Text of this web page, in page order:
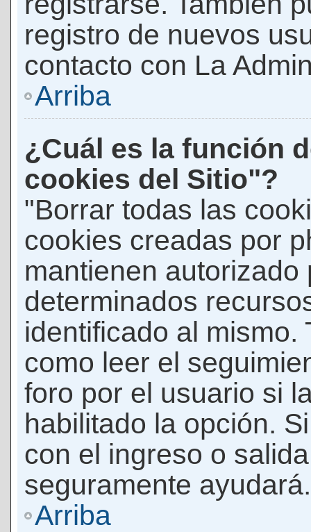
registro de nuevos
contacto con La
Arriba
¿Cuál es la función
cookies del Sitio"?
"Borrar todas las
cookies creadas por
mantienen autorizado
determinados
identificado al mismo.
como leer el
foro por el usuario si
habilitado la opción.
con el ingreso o
seguramente ayudará.
Arriba